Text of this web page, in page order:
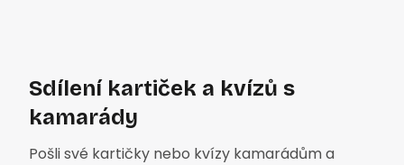
Sdílení kartiček a kvízů s
kamarády
Pošli své kartičky nebo kvízy kamarádům a